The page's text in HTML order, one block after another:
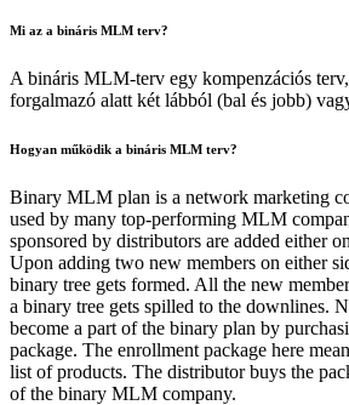
Mi az a bináris MLM terv?
A bináris MLM-terv egy kompenzációs
forgalmazó alatt két lábból (bal és jobb)
Hogyan működik a bináris MLM terv?
Binary MLM plan is a network marketing
used by many top-performing MLM
sponsored by distributors are added either
Upon adding two new members on either
binary tree gets formed. All the new
a binary tree gets spilled to the downlines.
become a part of the binary plan by
package. The enrollment package here
list of products. The distributor buys the
of the binary MLM company.